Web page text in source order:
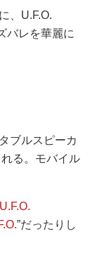
、U.F.O.
バレを華麗に
ブルスピーカ
る。モバイル
U.F.O.
”だったりし